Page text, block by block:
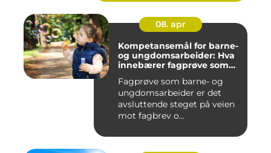
08. apr
Kompetansemål for barne-
og ungdomsarbeider: Hva
innebærer fagprøve som
ungdomsarbeider?
Fagprøve som barne- og
ungdomsarbeider er det
avsluttende steget på veien
mot fagbrev o...